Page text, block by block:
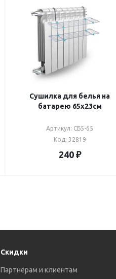
Сушилка для белья на
батарею 65х23см
Артикул: CБ5-65
Код: 32819
240₽
Скидки
Партнёрам и клиентам